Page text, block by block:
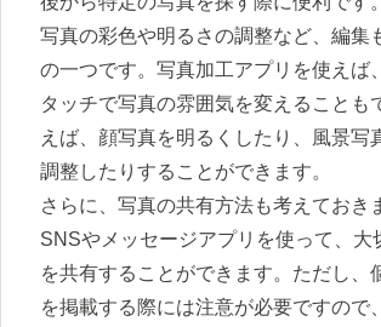
写真の彩色や明るさの調整など、編集
の一つです。写真加工アプリを使えば
タッチで写真の雰囲気を変えることも
えば、顔写真を明るくしたり、風景写
調整したりすることができます。
さらに、写真の共有方法も考えておき
SNSやメッセージアプリを使って、大
を共有することができます。ただし、
を掲載する際には注意が必要ですので